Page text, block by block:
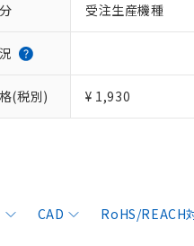
受注生産機種
(税別) ¥ 1,930
CAD RoHS/REACH